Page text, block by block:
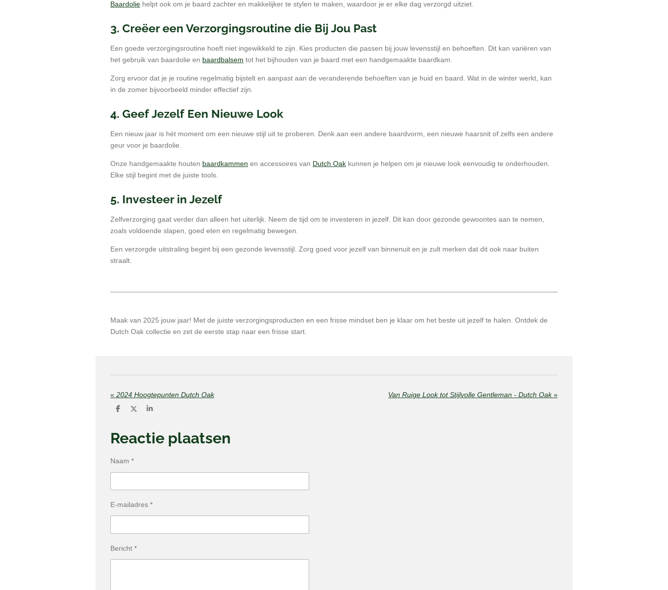
Baardolie helpt ook om je baard zachter en makkelijker te stylen te maken, waardoor je er elke dag verzorgd uitziet.
3. Creëer een Verzorgingsroutine die Bij Jou Past
Een goede verzorgingsroutine hoeft niet ingewikkeld te zijn. Kies producten die passen bij jouw levensstijl en behoeften. Dit kan variëren van
het gebruik van baardolie en baardbalsem tot het bijhouden van je baard met een handgemaakte baardkam.
Zorg ervoor dat je je routine regelmatig bijstelt en aanpast aan de veranderende behoeften van je huid en baard. Wat in de winter werkt, kan
in de zomer bijvoorbeeld minder effectief zijn.
4. Geef Jezelf Een Nieuwe Look
Een nieuw jaar is hét moment om een nieuwe stijl uit te proberen. Denk aan een andere baardvorm, een nieuwe haarsnit of zelfs een andere
geur voor je baardolie.
Onze handgemaakte houten baardkammen en accessoires van Dutch Oak kunnen je helpen om je nieuwe look eenvoudig te onderhouden.
Elke stijl begint met de juiste tools.
5. Investeer in Jezelf
Zelfverzorging gaat verder dan alleen het uiterlijk. Neem de tijd om te investeren in jezelf. Dit kan door gezonde gewoontes aan te nemen,
zoals voldoende slapen, goed eten en regelmatig bewegen.
Een verzorgde uitstraling begint bij een gezonde levensstijl. Zorg goed voor jezelf van binnenuit en je zult merken dat dit ook naar buiten
straalt.
Maak van 2025 jouw jaar! Met de juiste verzorgingsproducten en een frisse mindset ben je klaar om het beste uit jezelf te halen. Ontdek de
Dutch Oak collectie en zet de eerste stap naar een frisse start.
« 2024 Hoogtepunten Dutch Oak Van Ruige Look tot Stijlvolle Gentleman - Dutch Oak »
D
e
n
D
S
r
e
Reactie plaatsen
Naam *
E-mailadres *
Bericht *